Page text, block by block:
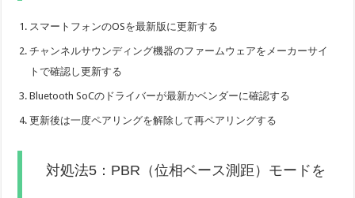
スマートフォンのOSを最新版に更新する
チャンネルサウンディング機器のファームウェアをメーカーサイ
トで確認し更新する
Bluetooth SoCのドライバーが最新かベンダーに確認する
更新後は一度ペアリングを解除して再ペアリングする
対処法5：PBR（位相ベース測距）モードを